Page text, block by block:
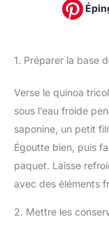
1. Préparer la base
Verse le quinoa
sous l’eau froide
saponine, un petit
Égoutte bien, puis
paquet. Laisse
avec des éléments
2. Mettre les